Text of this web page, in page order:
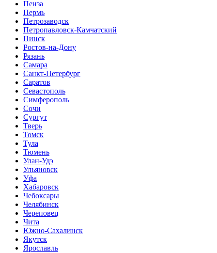
Пенза
Пермь
Петрозаводск
Петропавловск-Камчатский
Пинск
Ростов-на-Дону
Рязань
Самара
Санкт-Петербург
Саратов
Севастополь
Симферополь
Сочи
Сургут
Тверь
Томск
Тула
Тюмень
Улан-Удэ
Ульяновск
Уфа
Хабаровск
Чебоксары
Челябинск
Череповец
Чита
Южно-Сахалинск
Якутск
Ярославль